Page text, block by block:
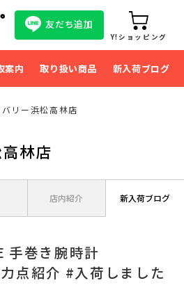
友だち追加
Y!ショッピング
案内 取り扱い商品 新入荷ブログ
リー浜松高林店
林店
店内紹介 新入荷ブログ
手巻き腕時計
点紹介 #入荷しました